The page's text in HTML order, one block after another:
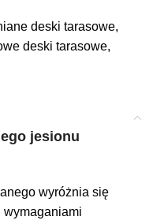
deski tarasowe,
deski tarasowe,
jesionu
wyróżnia się